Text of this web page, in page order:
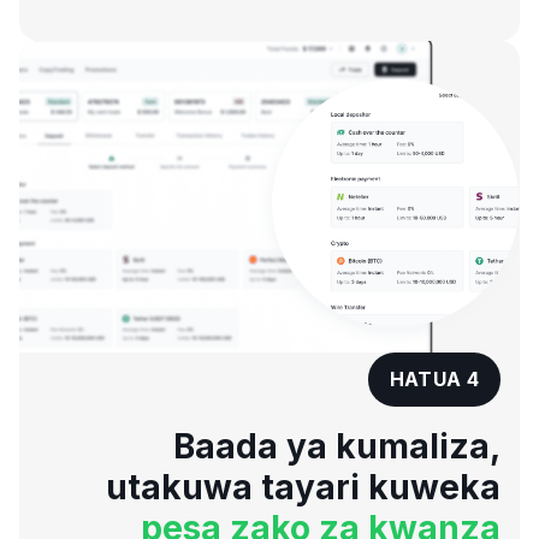
HATUA 4
Baada ya kumaliza,
utakuwa tayari kuweka
pesa zako za kwanza